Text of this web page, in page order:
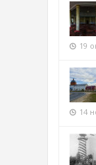
19
14